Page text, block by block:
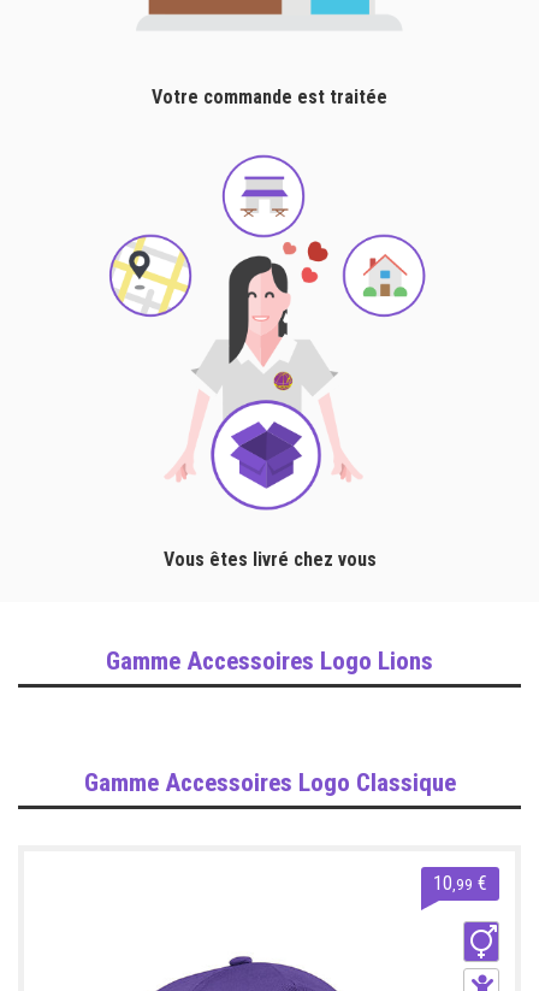
Votre commande est traitée
Vous êtes livré chez vous
Gamme Accessoires Logo Lions
Gamme Accessoires Logo Classique
10 ,99 €